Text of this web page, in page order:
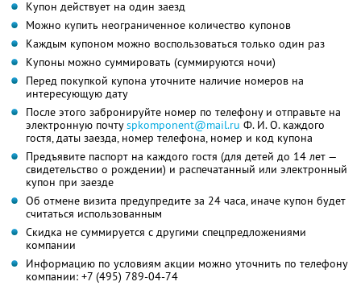
Купон действует на один заезд
Можно купить неограниченное количество купонов
Каждым купоном можно воспользоваться только один раз
Купоны можно суммировать (суммируются ночи)
Перед покупкой купона уточните наличие номеров на
интересующую дату
После этого забронируйте номер по телефону и отправьте на
электронную почтуspkomponent@mail.ru Ф. И. О.каждого
гостя, даты заезда, номер телефона, номер и код купона
Предъявите паспорт на каждого гостя (для детей до 14 лет —
свидетельство о рождении) и распечатанный или электронный
купон при заезде
Об отмене визита предупредите за 24 часа, иначе купон будет
считаться использованным
Скидка не суммируется с другими спецпредложениями
компании
Информацию по условиям акции можно уточнить по телефону
компании: +7 (495) 789-04-74